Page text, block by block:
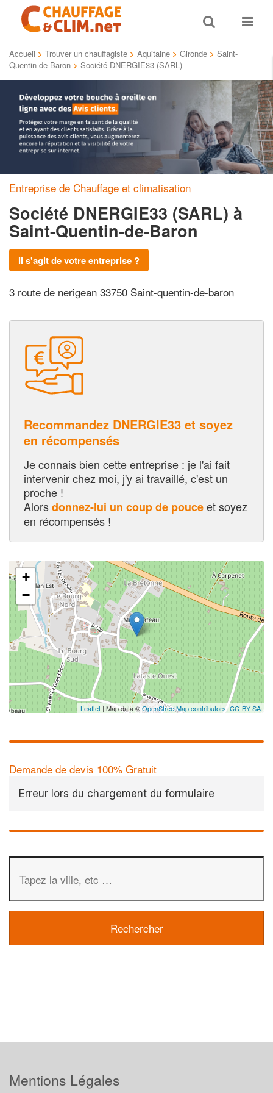
Toggle
search
Toggle
Accueil > Trouver un chauffagiste > Aquitaine > Gironde > Saint-
Quentin-de-Baron > Société DNERGIE33 (SARL)
Entreprise de Chauffage et climatisation
Société DNERGIE33 (SARL) à
Saint-Quentin-de-Baron
Il s'agit de votre entreprise ?
3 route de nerigean 33750 Saint-quentin-de-baron
Recommandez DNERGIE33 et soyez
en récompensés
Je connais bien cette entreprise : je l'ai fait
intervenir chez moi, j'y ai travaillé, c'est un
proche !
Alorsdonnez-lui un coup de pouceet soyez
en récompensés !
+
−
Leaflet | Map data ©OpenStreetMap contributors,CC-BY-SA
Demande de devis 100% Gratuit
Erreur lors du chargement du formulaire
Mentions Légales